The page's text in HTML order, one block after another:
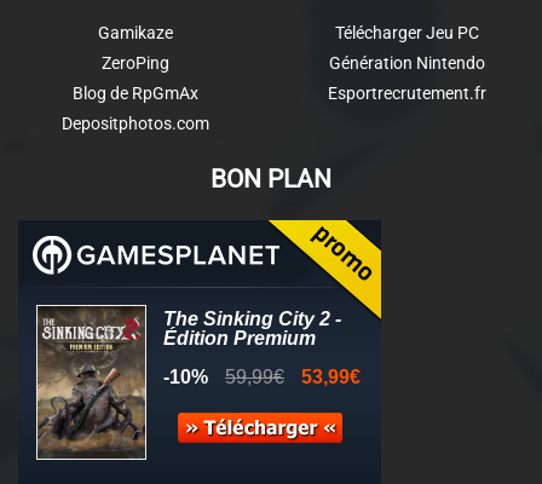
Gamikaze
ZeroPing
Blog de RpGmAx
Depositphotos.com
Télécharger Jeu PC
Génération Nintendo
Esportrecrutement.fr
BON PLAN